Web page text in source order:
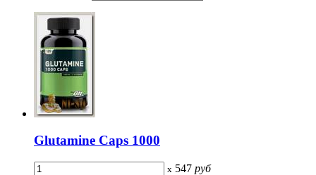
Glutamine Caps 1000
x 547 руб